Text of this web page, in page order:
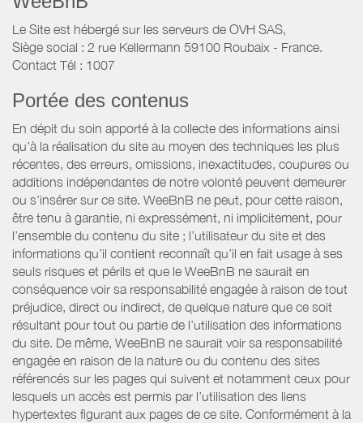
Le Site est hébergé sur les serveurs de OVH SAS,
Siège social : 2 rue Kellermann 59100 Roubaix - France.
Contact Tél : 1007
Portée des contenus
En dépit du soin apporté à la collecte des informations ainsi
qu’à la réalisation du site au moyen des techniques les plus
récentes, des erreurs, omissions, inexactitudes, coupures ou
additions indépendantes de notre volonté peuvent demeurer
ou s’insérer sur ce site. WeeBnB ne peut, pour cette raison,
être tenu à garantie, ni expressément, ni implicitement, pour
l’ensemble du contenu du site ; l’utilisateur du site et des
informations qu’il contient reconnaît qu’il en fait usage à ses
seuls risques et périls et que le WeeBnB ne saurait en
conséquence voir sa responsabilité engagée à raison de tout
préjudice, direct ou indirect, de quelque nature que ce soit
résultant pour tout ou partie de l’utilisation des informations
du site. De même, WeeBnB ne saurait voir sa responsabilité
engagée en raison de la nature ou du contenu des sites
référencés sur les pages qui suivent et notamment ceux pour
lesquels un accès est permis par l’utilisation des liens
hypertextes figurant aux pages de ce site. Conformément à la